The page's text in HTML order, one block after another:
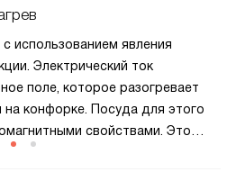
горячая, поэтому
Зато можно использовать для
еды.
использованием явления
Электрический ток
поле, которое разогревает
конфорке. Посуда для этого
свойствами. Это